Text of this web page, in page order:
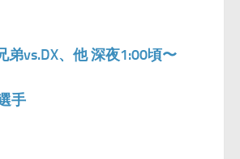
弟vs.DX、他 深夜1:00頃〜
手